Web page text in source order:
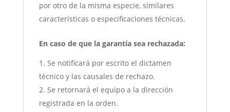
por otro de la misma especie, similares
características o especificaciones técnicas.
En caso de que la garantía sea rechazada:
Se notificará por escrito el dictamen
técnico y las causales de rechazo.
Se retornará el equipo a la dirección
registrada en la orden.